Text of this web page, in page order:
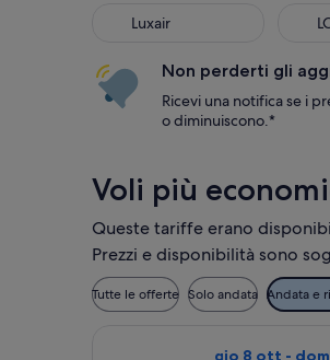
Luxair
Non perderti gli
Ricevi una notifica se i
o diminuiscono.*
Voli più
Queste tariffe erano
Prezzi e disponibilità sono
Tutte le offerte Solo andata Andata e
gio 8 ott - dom